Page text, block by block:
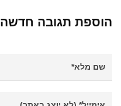
הוספת תגובה חדשה